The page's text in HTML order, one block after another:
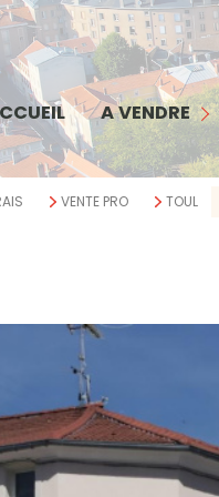
A VENDRE
MAISON
APPARTEMENT
COMMERCE
TERRAIN
IMMEUBLE
VENTE PRO TOUL